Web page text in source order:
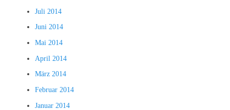
Juli 2014
Juni 2014
Mai 2014
April 2014
März 2014
Februar 2014
Januar 2014